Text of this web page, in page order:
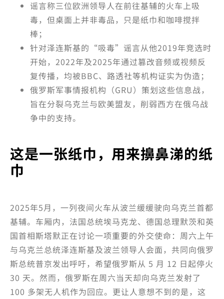
谣言称三位欧洲领导人在前往基辅的火车上吸
毒，但桌面上并非毒品，只是纸巾和咖啡搅拌
棒；
针对泽连斯基的“吸毒”谣言从他2019年竞选时
开始，2022年及2025年通过篡改音频或视频反
复传播，均被BBC、路透社等机构证实为伪造；
俄罗斯军事情报机构（GRU）策划这些信息战，
旨在分裂乌克兰与欧美盟友，削弱西方在俄乌战
争中的支持。
这是一张纸巾，用来擤鼻涕的纸
巾
2025年5月，一列夜间火车从波兰缓缓驶向乌克兰首都
基辅。车厢内，法国总统埃马克龙、德国总理默茨和英
国首相斯塔默正在讨论一项重要的外交使命：周六上午
与乌克兰总统泽连斯基及波兰领导人会面，共同向俄罗
斯总统普京发出呼吁，希望俄罗斯从 5 月 12 日起停火
30 天。然而，俄罗斯在周六当天却向乌克兰发射了
100 多架无人机作为回应。更让人意想不到的是，这